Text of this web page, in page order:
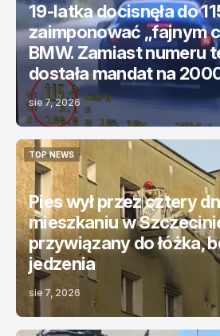
19-latka docisnęła do
zaimponować „fajnym
BMW. Zamiast numeru
dostała mandat na
sie 7, 2026
TOP NEWS
TOP NEWS
Pies wył przez cztery
mieszkaniu w
przywiązany do łóżka,
jedzenia
sie 7, 2026